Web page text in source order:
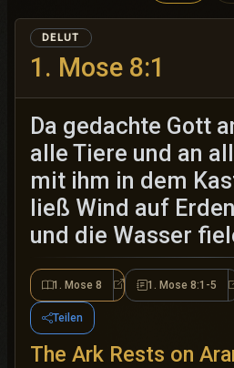
1. Mose 8:1
DELUT
Da gedachte Gott
alle Tiere und an
mit ihm in dem
ließ Wind auf
und die Wasser
1. Mose 8 1. Mose 81. Mose 8:1-5
Teilen
The Ark Rests on